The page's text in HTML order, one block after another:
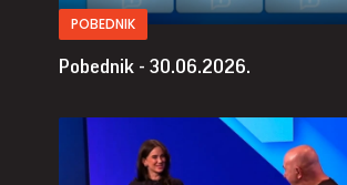
POBEDNIK
Pobednik - 30.06.2026.